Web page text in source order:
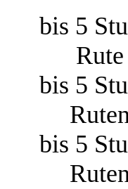
bis 5
bis 5
bis 5